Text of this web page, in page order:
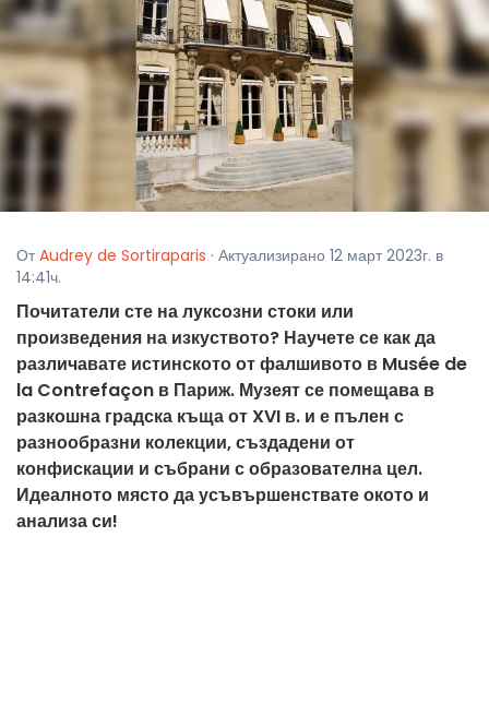
От Audrey de Sortiraparis · Актуализирано 12 март 2023г. в
14:41ч.
Почитатели сте на луксозни стоки или
произведения на изкуството? Научете се как да
различавате истинското от фалшивото в Musée de
la Contrefaçon в Париж. Музеят се помещава в
разкошна градска къща от XVI в. и е пълен с
разнообразни колекции, създадени от
конфискации и събрани с образователна цел.
Идеалното място да усъвършенствате окото и
анализа си!